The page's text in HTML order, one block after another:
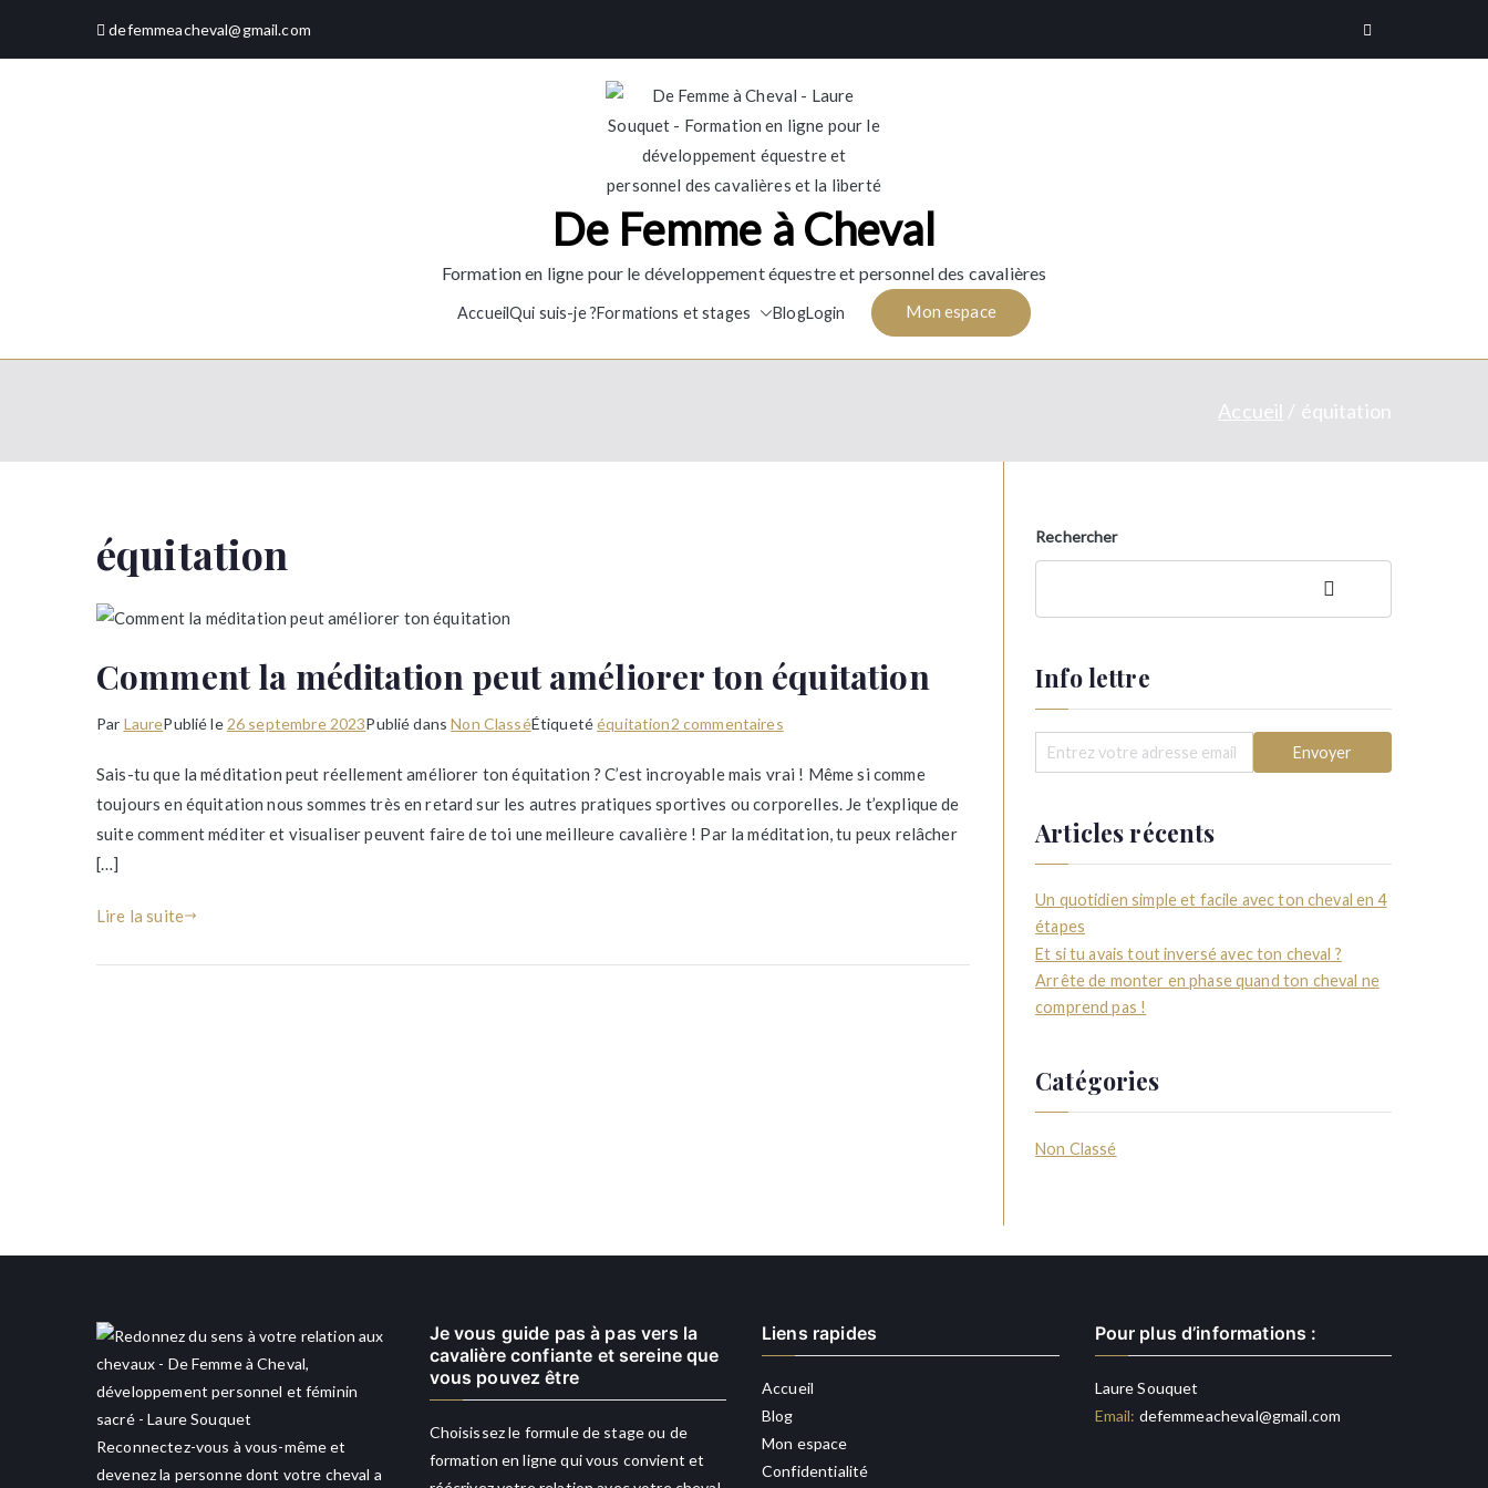
defemmeacheval@gmail.com
De Femme à Cheval
Formation en ligne pour le développement équestre et personnel des cavalières
AccueilQui suis-je ?Formations et stages BlogLogin Mon espace
Accueil équitation
équitation
Comment la méditation peut améliorer ton équitation
Par LaurePublié le 26 septembre 2023Publié dansNon ClasséÉtiquetééquitation2 commentairessur
la
méditation
peut
Sais-tu que la méditation peut réellement améliorer ton équitation ? C’est incroyable mais vrai ! Même si comme
toujours en équitation nous sommes très en retard sur les autres pratiques sportives ou corporelles. Je t’explique de
suite comment méditer et visualiser peuvent faire de toi une meilleure cavalière ! Par la méditation, tu peux relâcher
[…]
Lire la suite
Rechercher
Rechercher
Info lettre
Articles récents
Un quotidien simple et facile avec ton cheval en 4
étapes
Et si tu avais tout inversé avec ton cheval ?
Arrête de monter en phase quand ton cheval ne
comprend pas !
Catégories
Non Classé
Reconnectez-vous à vous-même et
devenez la personne dont votre cheval a
Je vous guide pas à pas vers la
cavalière confiante et sereine que
vous pouvez être
Choisissez le formule de stage ou de
formation en ligne qui vous convient et
Liens rapides
Accueil
Blog
Mon espace
Confidentialité
Pour plus d’informations :
Laure Souquet
Email: defemmeacheval@gmail.com